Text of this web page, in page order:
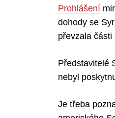
Prohlášení
dohody se
převzala
Představitelé
nebyl
Je třeba